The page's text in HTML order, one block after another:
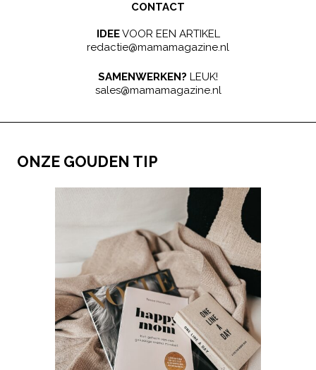
CONTACT
IDEEVOOR EEN ARTIKEL
redactie@mamamagazine.nl
SAMENWERKEN? LEUK!
sales@mamamagazine.nl
ONZE GOUDEN TIP